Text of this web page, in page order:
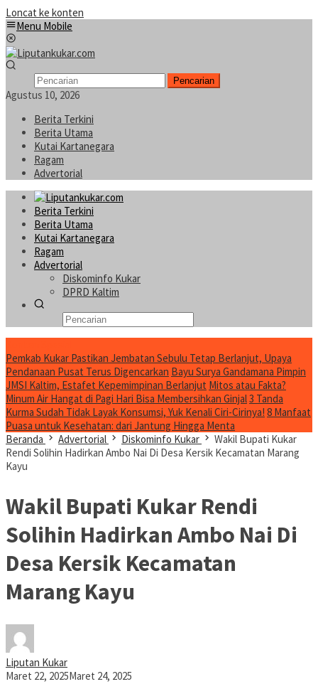
Loncat ke konten
Menu Mobile
Pencarian
Agustus 10, 2026
Berita Terkini
Berita Utama
Kutai Kartanegara
Ragam
Advertorial
Berita Terkini
Berita Utama
Kutai Kartanegara
Ragam
Advertorial
Diskominfo Kukar
DPRD Kaltim
Pemkab Kukar Pastikan Jembatan Sebulu Tetap Berlanjut, Upaya
Pendanaan Pusat Terus Digencarkan Bayu Surya Gandamana Pimpin
JMSI Kaltim, Estafet Kepemimpinan Berlanjut Mitos atau Fakta?
Minum Air Hangat di Pagi Hari Bisa Membersihkan Ginjal3 Tanda
Kurma Sudah Tidak Layak Konsumsi, Yuk Kenali Ciri-Cirinya! 8 Manfaat
Puasa untuk Kesehatan: dari Jantung Hingga Menta
Beranda
Advertorial Diskominfo Kukar
Wakil Bupati Kukar
Rendi Solihin Hadirkan Ambo Nai Di Desa Kersik Kecamatan Marang
Kayu
Wakil Bupati Kukar Rendi
Solihin Hadirkan Ambo Nai Di
Desa Kersik Kecamatan
Marang Kayu
Liputan Kukar
Maret 22, 2025Maret 24, 2025